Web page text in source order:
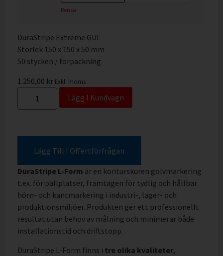
Rensa
DuraStripe Extreme GUL
Storlek 150 x 150 x 50 mm
50 stycken / förpackning
1.250,00 kr Exkl. moms
Lägg I Kundvagn
Lägg Till I Offertförfrågan
DuraStripe L-Form är en konturskuren golvmarkering
t.ex. för pallplatser, framtagen för tydlig och hållbar
hörn- och kantmarkering i industri-, lager- och
produktionsmiljöer. Produkten ger ett professionellt
resultat utan behov av målning och minimerar både
installationstid och driftstopp.
DuraStripe L-Form finns i tre olika kvaliteter,